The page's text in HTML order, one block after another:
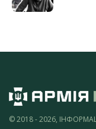
© 2018 - 2026,